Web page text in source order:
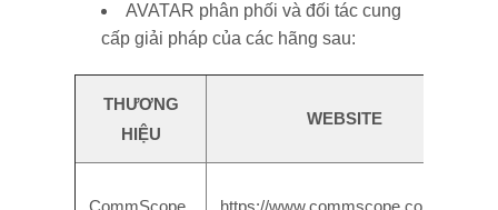
AVATAR phân phối và đối tác cung
cấp giải pháp của các hãng sau:
THƯƠNG
HIỆU
WEBSITE